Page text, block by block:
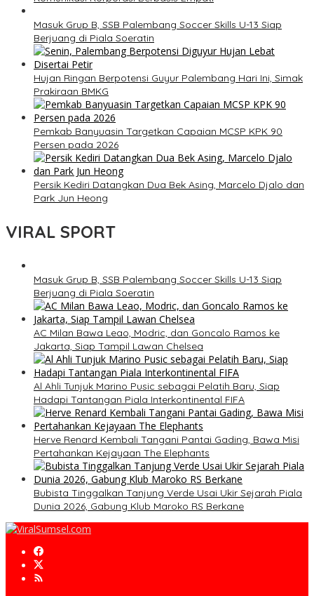
Masuk Grup B, SSB Palembang Soccer Skills U-13 Siap
Berjuang di Piala Soeratin
Hujan Ringan Berpotensi Guyur Palembang Hari Ini, Simak
Prakiraan BMKG
Pemkab Banyuasin Targetkan Capaian MCSP KPK 90
Persen pada 2026
Persik Kediri Datangkan Dua Bek Asing, Marcelo Djalo dan
Park Jun Heong
VIRAL SPORT
Masuk Grup B, SSB Palembang Soccer Skills U-13 Siap
Berjuang di Piala Soeratin
AC Milan Bawa Leao, Modric, dan Goncalo Ramos ke
Jakarta, Siap Tampil Lawan Chelsea
Al Ahli Tunjuk Marino Pusic sebagai Pelatih Baru, Siap
Hadapi Tantangan Piala Interkontinental FIFA
Herve Renard Kembali Tangani Pantai Gading, Bawa Misi
Pertahankan Kejayaan The Elephants
Bubista Tinggalkan Tanjung Verde Usai Ukir Sejarah Piala
Dunia 2026, Gabung Klub Maroko RS Berkane